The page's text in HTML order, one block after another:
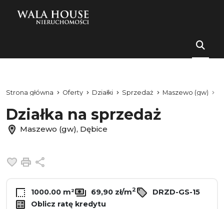
Strona główna Oferty Działki Sprzedaż Maszewo (gw)
Działka na sprzedaż
Maszewo (gw), Dębice
Dodaj do ulubionych
Drukuj
1000.00 m² 69,90 zł/m2
DRZD-GS-15
Oblicz ratę kredytu